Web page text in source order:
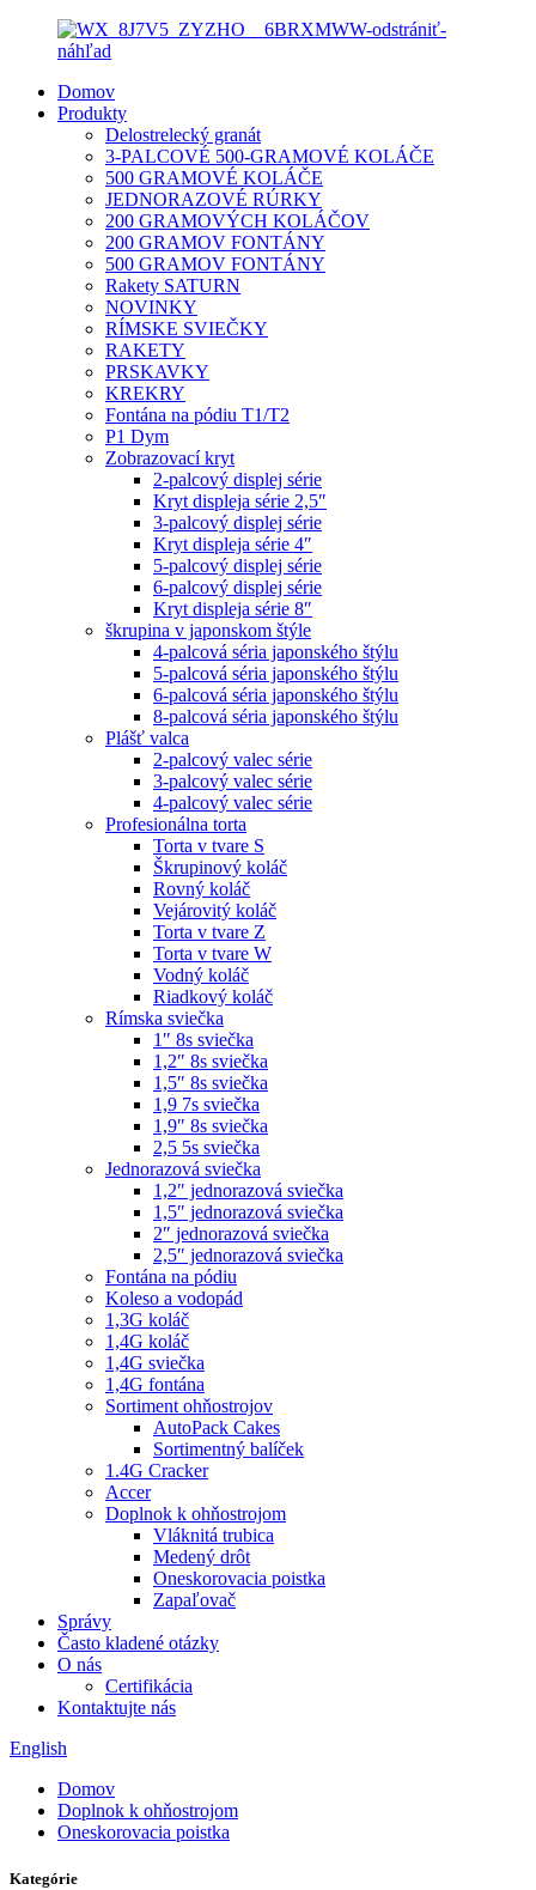
Domov
Produkty
Delostrelecký granát
3-PALCOVÉ 500-GRAMOVÉ KOLÁČE
500 GRAMOVÉ KOLÁČE
JEDNORAZOVÉ RÚRKY
200 GRAMOVÝCH KOLÁČOV
200 GRAMOV FONTÁNY
500 GRAMOV FONTÁNY
Rakety SATURN
NOVINKY
RÍMSKE SVIEČKY
RAKETY
PRSKAVKY
KREKRY
Fontána na pódiu T1/T2
P1 Dym
Zobrazovací kryt
2-palcový displej série
Kryt displeja série 2,5″
3-palcový displej série
Kryt displeja série 4″
5-palcový displej série
6-palcový displej série
Kryt displeja série 8″
škrupina v japonskom štýle
4-palcová séria japonského štýlu
5-palcová séria japonského štýlu
6-palcová séria japonského štýlu
8-palcová séria japonského štýlu
Plášť valca
2-palcový valec série
3-palcový valec série
4-palcový valec série
Profesionálna torta
Torta v tvare S
Škrupinový koláč
Rovný koláč
Vejárovitý koláč
Torta v tvare Z
Torta v tvare W
Vodný koláč
Riadkový koláč
Rímska sviečka
1″ 8s sviečka
1,2″ 8s sviečka
1,5″ 8s sviečka
1,9 7s sviečka
1,9″ 8s sviečka
2,5 5s sviečka
Jednorazová sviečka
1,2″ jednorazová sviečka
1,5″ jednorazová sviečka
2″ jednorazová sviečka
2,5″ jednorazová sviečka
Fontána na pódiu
Koleso a vodopád
1,3G koláč
1,4G koláč
1,4G sviečka
1,4G fontána
Sortiment ohňostrojov
AutoPack Cakes
Sortimentný balíček
1.4G Cracker
Accer
Doplnok k ohňostrojom
Vláknitá trubica
Medený drôt
Oneskorovacia poistka
Zapaľovač
Správy
Často kladené otázky
O nás
Certifikácia
Kontaktujte nás
English
Domov
Doplnok k ohňostrojom
Oneskorovacia poistka
Kategórie